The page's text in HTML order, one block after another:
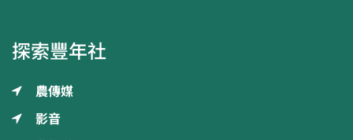
探索豐年社
農傳媒
影音